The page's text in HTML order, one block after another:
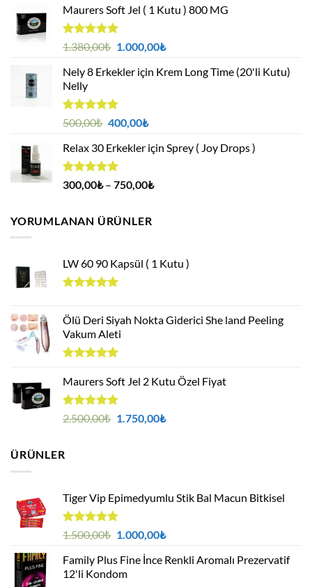
Maurers Soft Jel ( 1 Kutu ) 800 MG
5 üzerinden
oy
aldı
1.380,00₺ Orijinal
1.380,00₺.
1.000,00₺Şu
fiyat:
Nely 8 Erkekler için Krem Long Time (20'li Kutu)
Nelly
5 üzerinden
oy
aldı
500,00₺ Orijinal
500,00₺.
400,00₺Şu
fiyat:
Relax 30 Erkekler için Sprey ( Joy Drops )
5 üzerinden
4.94oy
300,00₺ – 750,00₺Fiyat
YORUMLANAN ÜRÜNLER
LW 60 90 Kapsül ( 1 Kutu )
aldı
Ölü Deri Siyah Nokta Giderici She land Peeling
Vakum Aleti
5.00oy
aldı
Maurers Soft Jel 2 Kutu Özel Fiyat
5 üzerinden
oy
2.500,00₺ Orijinal
1.750,00₺Şu
ÜRÜNLER
Tiger Vip Epimedyumlu Stik Bal Macun Bitkisel
5
üzerinden
4.75
oy
aldı
1.500,00₺ Orijinal
1.500,00₺.
1.000,00₺Şu
fiyat:
Family Plus Fine İnce Renkli Aromalı Prezervatif
12'li Kondom